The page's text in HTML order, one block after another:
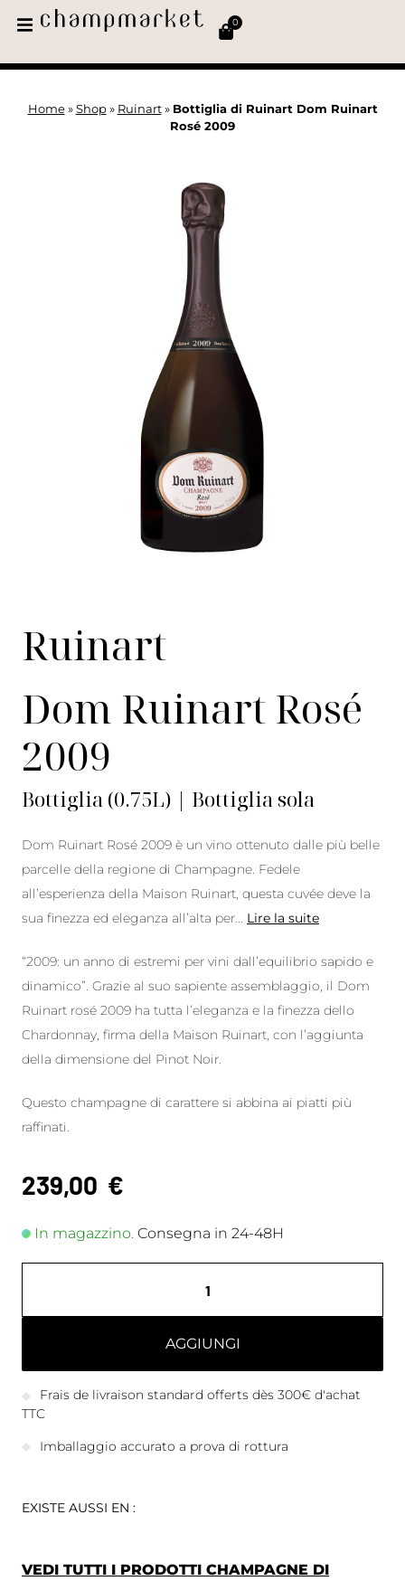
0
Home» Shop» Ruinart» Bottiglia di Ruinart Dom Ruinart
Rosé 2009
Ruinart
Dom Ruinart Rosé
2009
Bottiglia (0.75L) | Bottiglia sola
Dom Ruinart Rosé 2009 è un vino ottenuto dalle più belle
parcelle della regione di Champagne. Fedele
all’esperienza della Maison Ruinart, questa cuvée deve la
sua finezza ed eleganza all’alta per
Lire la suite
“2009: un anno di estremi per vini dall’equilibrio sapido e
dinamico”. Grazie al suo sapiente assemblaggio, il Dom
Ruinart rosé 2009 ha tutta l’eleganza e la finezza dello
Chardonnay, firma della Maison Ruinart, con l’aggiunta
della dimensione del Pinot Noir.
Questo champagne di carattere si abbina ai piatti più
raffinati.
239,00 €
In magazzino. Consegna in 24-48H
AGGIUNGI
Frais de livraison standard offerts dès 300€ d'achat
TTC
Imballaggio accurato a prova di rottura
EXISTE AUSSI EN :
VEDI TUTTI I PRODOTTI CHAMPAGNE DI